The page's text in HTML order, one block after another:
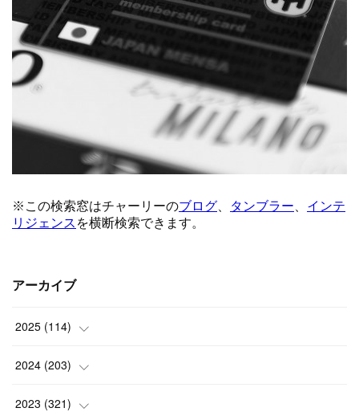
アーカイブ
2025 (114)
(1)
(8)
2024 (203)
(24)
2023 (321)